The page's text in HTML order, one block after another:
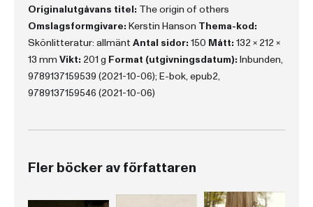
Originalutgåvans titel: The origin of others
Omslagsformgivare: Kerstin Hanson Thema-kod:
Skönlitteratur: allmänt Antal sidor: 150 Mått: 132 x 212 x
13 mm Vikt: 201 g Format (utgivningsdatum): Inbunden,
9789137159539 (2021-10-06); E-bok, epub2,
9789137159546 (2021-10-06)
Fler böcker av författaren